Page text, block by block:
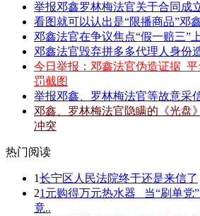
举报邓鑫罗林梅法官关于合同成
看图就可以认出是“限播商品”邓
邓鑫法官在争议焦点“假一赔三”
邓鑫法官毁弃拼多多代理人身份
今日举报：邓鑫法官伪造证据_
罚截图
举报邓鑫、罗林梅法官等故意采
邓鑫、罗林梅法官隐瞒的《光盘
冲突
热门阅读
1长宁区人民法院终于还是来信了
21元购得万元热水器 _当“刷单党
竟..